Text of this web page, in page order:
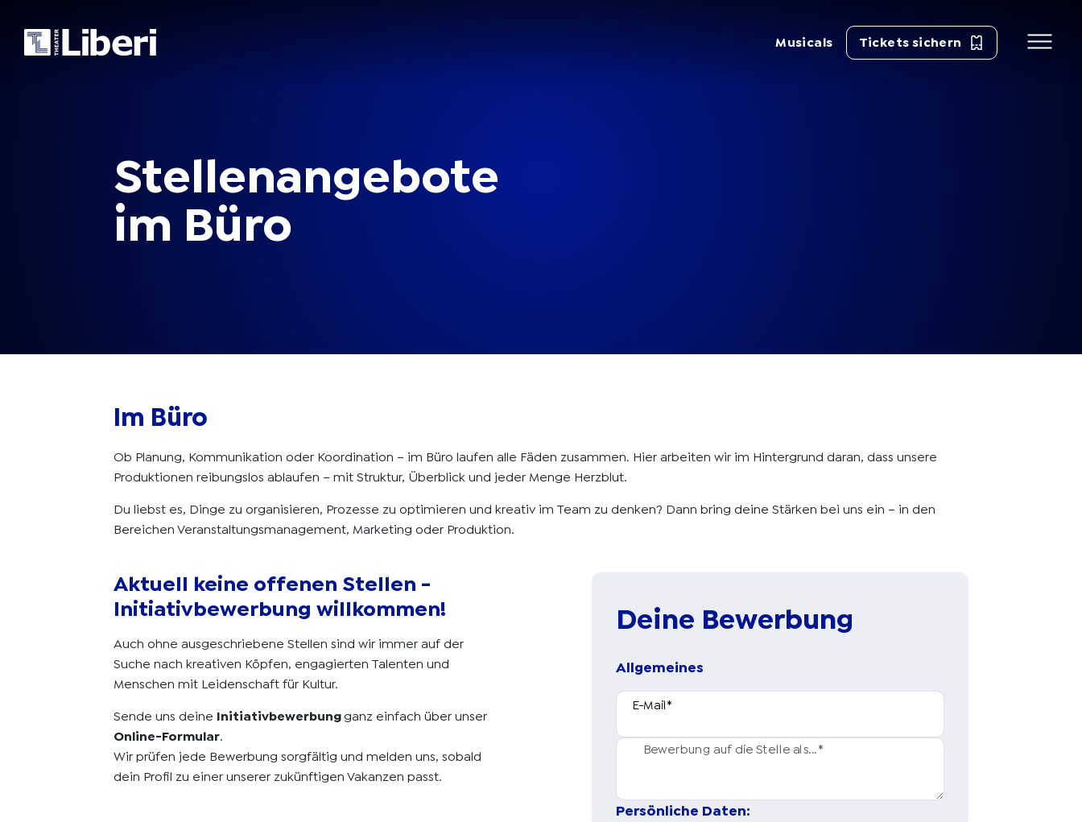
Musicals Tickets sichern
Stellenangebote
im Büro
Im Büro
Ob Planung, Kommunikation oder Koordination – im Büro laufen alle Fäden zusammen. Hier arbeiten wir im Hintergrund daran, dass unsere
Produktionen reibungslos ablaufen – mit Struktur, Überblick und jeder Menge Herzblut.
Du liebst es, Dinge zu organisieren, Prozesse zu optimieren und kreativ im Team zu denken? Dann bring deine Stärken bei uns ein – in den
Bereichen Veranstaltungsmanagement, Marketing oder Produktion.
Aktuell keine offenen Stellen -
Initiativbewerbung willkommen!
Auch ohne ausgeschriebene Stellen sind wir immer auf der
Suche nach kreativen Köpfen, engagierten Talenten und
Menschen mit Leidenschaft für Kultur.
Sende uns deine Initiativbewerbungganz einfach über unser
Online-Formular.
Wir prüfen jede Bewerbung sorgfältig und melden uns, sobald
dein Profil zu einer unserer zukünftigen Vakanzen passt.
Deine Bewerbung
Allgemeines
E-Mail*
Bewerbung auf die Stelle als...*
Persönliche Daten: